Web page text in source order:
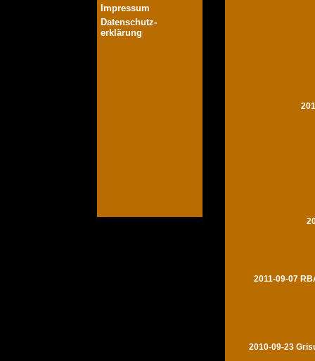
Impressum
Datenschutz-
erklärung
2011-09-07
2010-09-23